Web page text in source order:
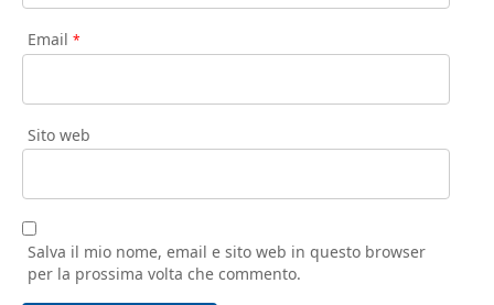
Email *
Sito web
Salva il mio nome, email e sito web in questo browser
per la prossima volta che commento.